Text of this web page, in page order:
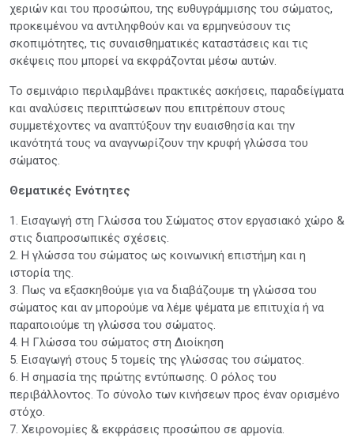
χεριών και του προσώπου, της ευθυγράμμισης του σώματος,
προκειμένου να αντιληφθούν και να ερμηνεύσουν τις
σκοπιμότητες, τις συναισθηματικές καταστάσεις και τις
σκέψεις που μπορεί να εκφράζονται μέσω αυτών.
Το σεμινάριο περιλαμβάνει πρακτικές ασκήσεις, παραδείγματα
και αναλύσεις περιπτώσεων που επιτρέπουν στους
συμμετέχοντες να αναπτύξουν την ευαισθησία και την
ικανότητά τους να αναγνωρίζουν την κρυφή γλώσσα του
σώματος.
Θεματικές Ενότητες
1. Εισαγωγή στη Γλώσσα του Σώματος στον εργασιακό χώρο &
στις διαπροσωπικές σχέσεις.
2. Η γλώσσα του σώματος ως κοινωνική επιστήμη και η
ιστορία της.
3. Πως να εξασκηθούμε για να διαβάζουμε τη γλώσσα του
σώματος και αν μπορούμε να λέμε ψέματα με επιτυχία ή να
παραποιούμε τη γλώσσα του σώματος.
4. Η Γλώσσα του σώματος στη Διοίκηση
5. Εισαγωγή στους 5 τομείς της γλώσσας του σώματος.
6. Η σημασία της πρώτης εντύπωσης. Ο ρόλος του
περιβάλλοντος. Το σύνολο των κινήσεων προς έναν ορισμένο
στόχο.
7. Χειρονομίες & εκφράσεις προσώπου σε αρμονία.